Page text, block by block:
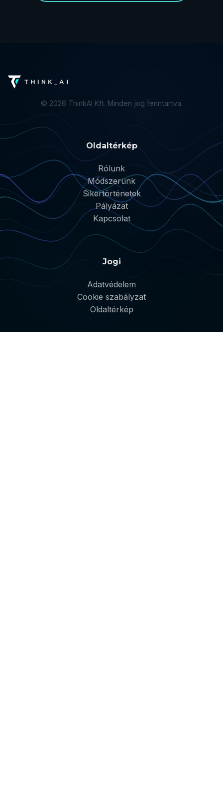
© 2026 ThinkAI Kft. Minden jog fenntartva.
Oldaltérkép
Rólunk
Módszerünk
Sikertörténetek
Pályázat
Kapcsolat
Jogi
Adatvédelem
Cookie szabályzat
Oldaltérkép